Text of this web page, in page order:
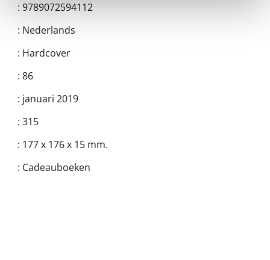
: 9789072594112
: Nederlands
: Hardcover
: 86
: januari 2019
: 315
: 177 x 176 x 15 mm.
: Cadeauboeken